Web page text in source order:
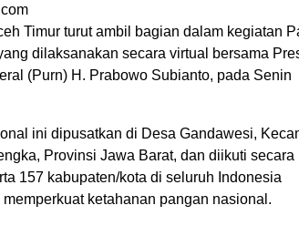
Timur turut ambil bagian dalam kegiatan
dilaksanakan secara virtual bersama
(Purn) H. Prabowo Subianto, pada Senin
ini dipusatkan di Desa Gandawesi,
Provinsi Jawa Barat, dan diikuti secara
157 kabupaten/kota di seluruh Indonesia
ketahanan pangan nasional.